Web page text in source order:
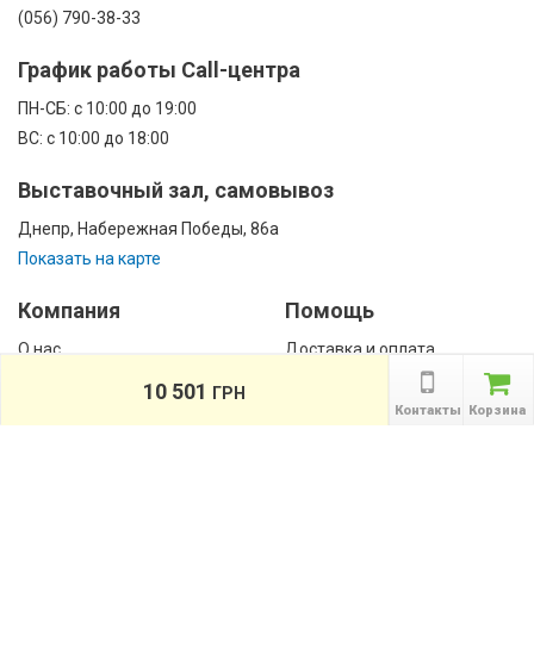
(056) 790-38-33
График работы Call-центра
ПН-CБ: с 10:00 до 19:00
ВС: с 10:00 до 18:00
Выставочный зал, самовывоз
Днепр, Набережная Победы, 86а
Показать на карте
Компания
О нас
Помощь
Доставка и оплата
Корзина
Контакты
10 501 ГРН